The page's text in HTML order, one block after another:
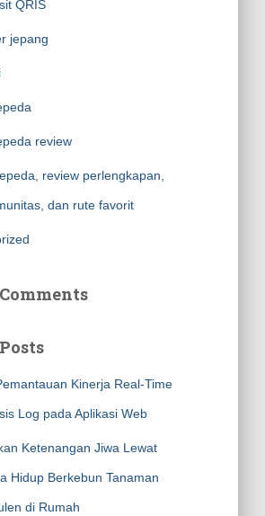
QRIS
jepang
review
review perlengkapan,
dan rute favorit
Kinerja Real-Time
Log pada Aplikasi Web
Ketenangan Jiwa Lewat
Hidup Berkebun Tanaman
di Rumah